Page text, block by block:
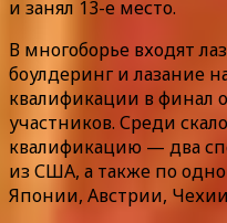
и занял 13-е место.
В многоборье входят
боулдеринг и лазание
квалификации в финал
участников. Среди
квалификацию — два
из США, а также по
Японии, Австрии,